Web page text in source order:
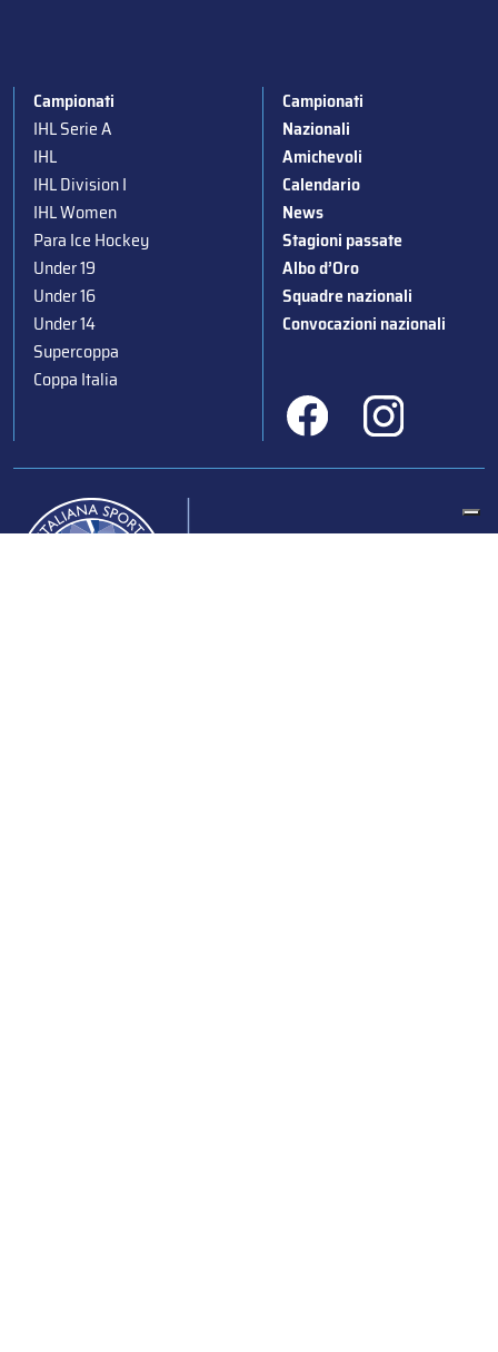
Campionati
IHL Serie A
IHL
IHL Division I
IHL Women
Para Ice Hockey
Under 19
Under 16
Under 14
Supercoppa
Coppa Italia
Campionati
Nazionali
Amichevoli
Calendario
News
Stagioni passate
Albo d’Oro
Squadre nazionali
Convocazioni nazionali